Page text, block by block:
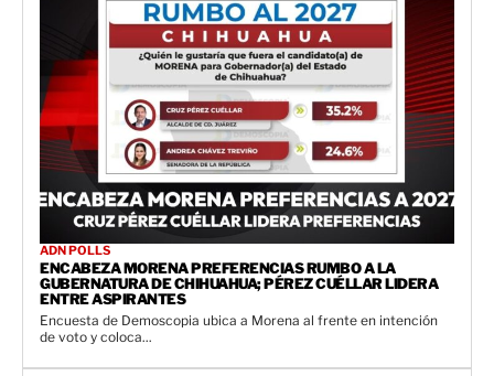
ADN POLLS
ENCABEZA MORENA PREFERENCIAS RUMBO A LA
GUBERNATURA DE CHIHUAHUA; PÉREZ CUÉLLAR LIDERA
ENTRE ASPIRANTES
Encuesta de Demoscopia ubica a Morena al frente en intención
de voto y coloca...